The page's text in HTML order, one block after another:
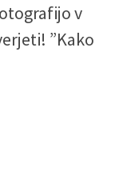
v
”Kako